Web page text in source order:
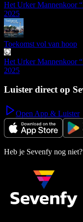
Het Urker Mannenkoor
2025
Toekomst vol van hoop
Het Urker Mannenkoor
2025
Luister direct op
Open App & Luister
Heb je Sevenfy nog niet?